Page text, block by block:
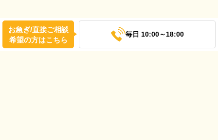
お急ぎ/直接ご相談
希望の方はこちら
毎日 10:00～18:00